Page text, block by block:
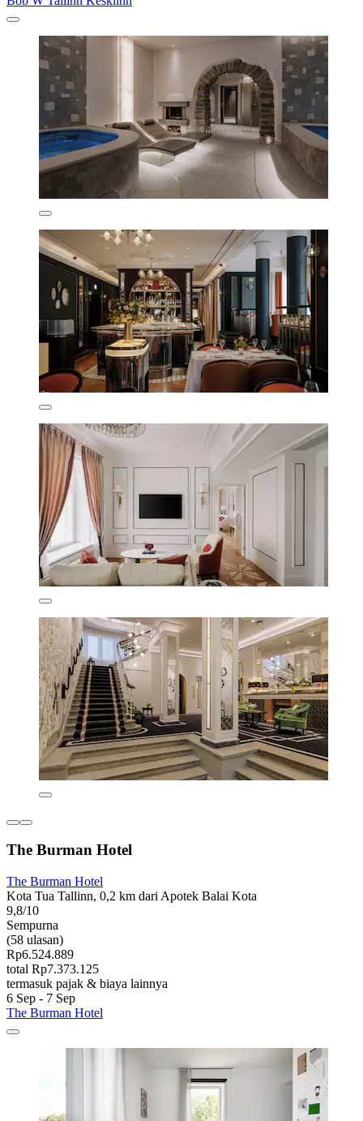
The Burman Hotel
The Burman Hotel
Kota Tua Tallinn, 0,2 km dari Apotek Balai Kota
9,8/10
Sempurna
(58 ulasan)
Rp6.524.889
total Rp7.373.125
termasuk pajak & biaya lainnya
6 Sep - 7 Sep
The Burman Hotel